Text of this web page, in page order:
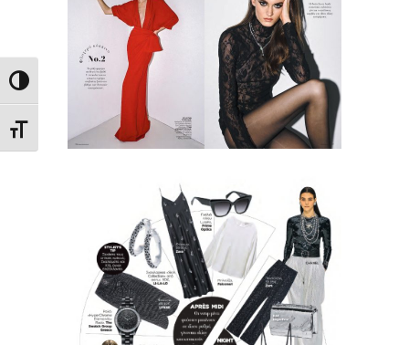
Εναλλαγή Υψηλής Αντίθεσης
Εναλλαγή Μεγέθους Γραμμάτων